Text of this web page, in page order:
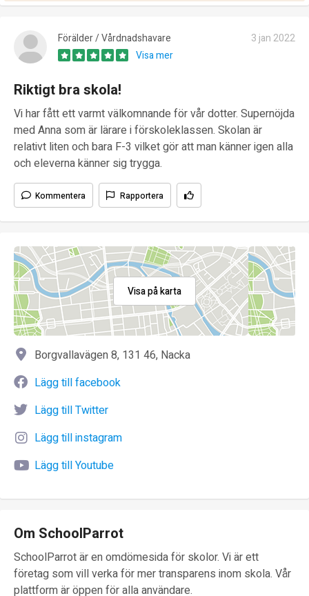
Förälder / Vårdnadshavare
3 jan 2022
Visa mer
Riktigt bra skola!
Vi har fått ett varmt välkomnande för vår dotter. Supernöjda
med Anna som är lärare i förskoleklassen. Skolan är
relativt liten och bara F-3 vilket gör att man känner igen alla
och eleverna känner sig trygga.
Kommentera Rapportera
Visa på karta
Borgvallavägen 8, 131 46, Nacka
Lägg till facebook
Lägg till Twitter
Lägg till instagram
Lägg till Youtube
Om SchoolParrot
SchoolParrot är en omdömesida för skolor. Vi är ett
företag som vill verka för mer transparens inom skola. Vår
plattform är öppen för alla användare.